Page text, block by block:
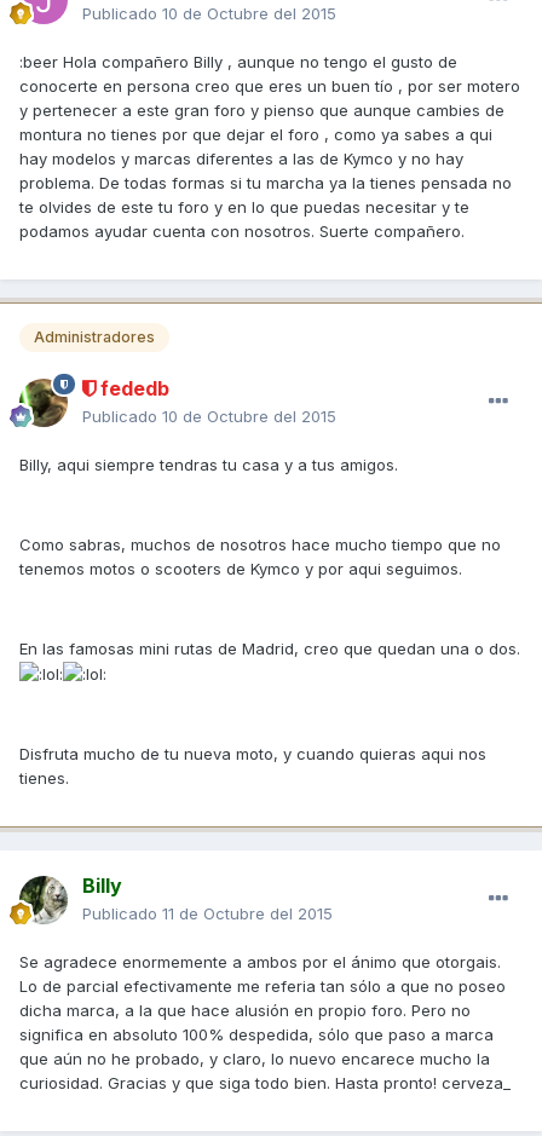
Publicado 10 de Octubre del 2015
:beer Hola compañero Billy , aunque no tengo el gusto de
conocerte en persona creo que eres un buen tío , por ser motero
y pertenecer a este gran foro y pienso que aunque cambies de
montura no tienes por que dejar el foro , como ya sabes a qui
hay modelos y marcas diferentes a las de Kymco y no hay
problema. De todas formas si tu marcha ya la tienes pensada no
te olvides de este tu foro y en lo que puedas necesitar y te
podamos ayudar cuenta con nosotros. Suerte compañero.
Administradores
fededb
Publicado 10 de Octubre del 2015
Billy, aqui siempre tendras tu casa y a tus amigos.
Como sabras, muchos de nosotros hace mucho tiempo que no
tenemos motos o scooters de Kymco y por aqui seguimos.
En las famosas mini rutas de Madrid, creo que quedan una o dos.
Disfruta mucho de tu nueva moto, y cuando quieras aqui nos
tienes.
Billy
Publicado 11 de Octubre del 2015
Se agradece enormemente a ambos por el ánimo que otorgais.
Lo de parcial efectivamente me referia tan sólo a que no poseo
dicha marca, a la que hace alusión en propio foro. Pero no
significa en absoluto 100% despedida, sólo que paso a marca
que aún no he probado, y claro, lo nuevo encarece mucho la
curiosidad. Gracias y que siga todo bien. Hasta pronto! cerveza_